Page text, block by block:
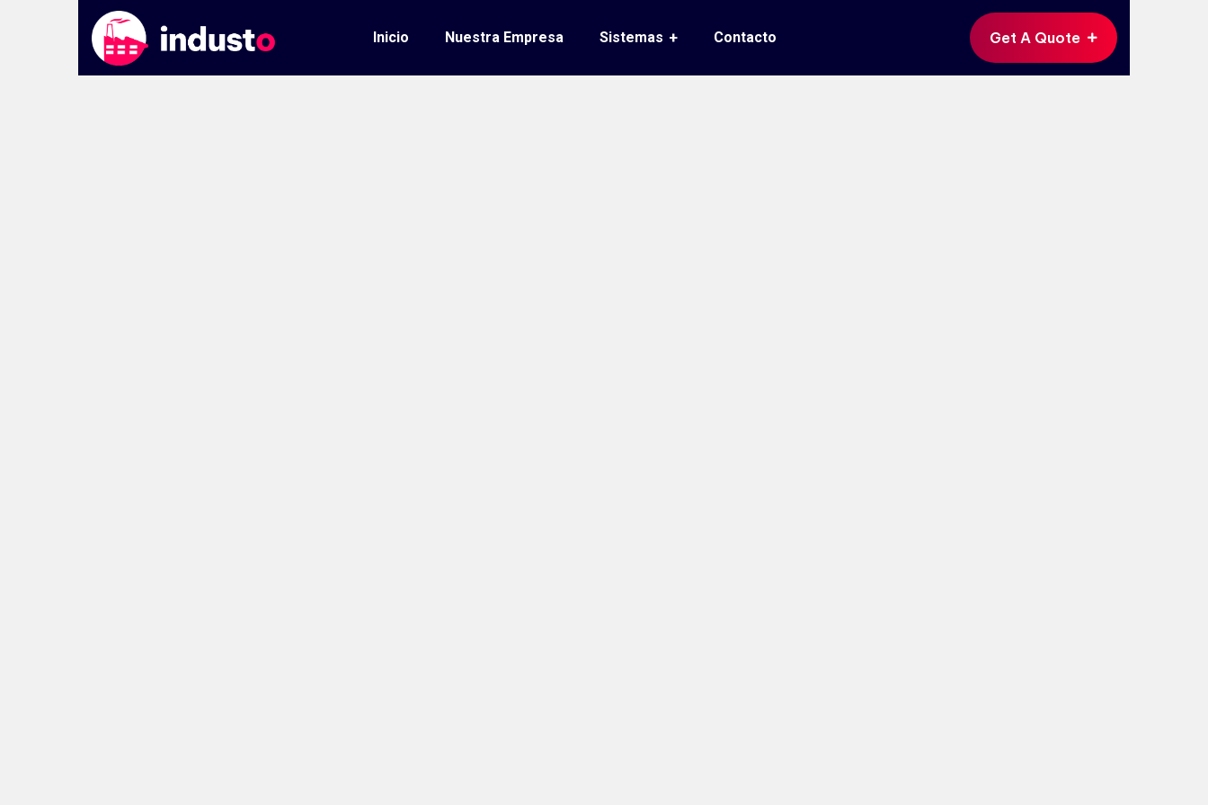
Inicio Nuestra Empresa Sistemas Contacto Get A Quote